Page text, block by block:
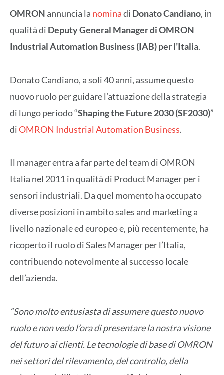
OMRON annuncia la nominadi Donato Candiano, in
qualità di Deputy General Manager di OMRON
Industrial Automation Business (IAB) per l’Italia.
Donato Candiano, a soli 40 anni, assume questo
nuovo ruolo per guidare l’attuazione della strategia
di lungo periodo “Shaping the Future 2030 (SF2030)”
diOMRON Industrial Automation Business.
Il manager entra a far parte del team di OMRON
Italia nel 2011 in qualità di Product Manager per i
sensori industriali. Da quel momento ha occupato
diverse posizioni in ambito sales and marketing a
livello nazionale ed europeo e, più recentemente, ha
ricoperto il ruolo di Sales Manager per l’Italia,
contribuendo notevolmente al successo locale
dell’azienda.
“Sono molto entusiasta di assumere questo nuovo
ruolo e non vedo l’ora di presentare la nostra visione
del futuro ai clienti. Le tecnologie di base di OMRON
nei settori del rilevamento, del controllo, della